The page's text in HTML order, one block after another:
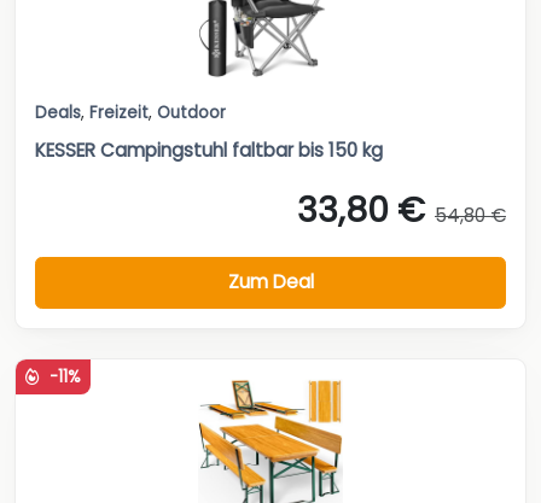
Deals, Freizeit, Outdoor
KESSER Campingstuhl faltbar bis 150 kg
33,80 € 54,80 €
Zum Deal
-11%